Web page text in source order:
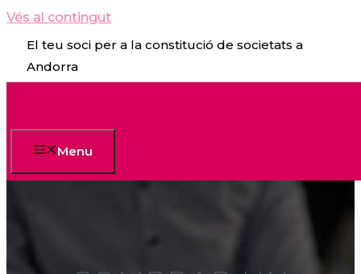
Vés al contingut
El teu soci per a la constitució de societats a
Andorra
Menu